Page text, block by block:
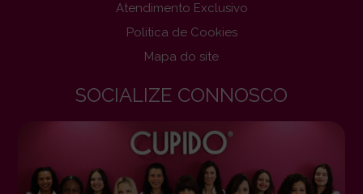
Atendimento Exclusivo
Politica de Cookies
Mapa do site
SOCIALIZE CONNOSCO